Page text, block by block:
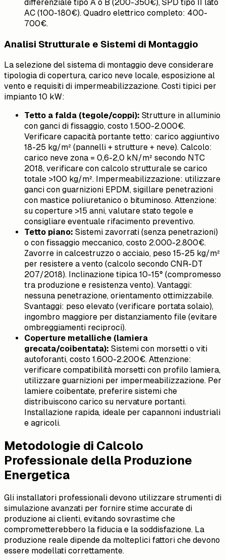
differenziale tipo A o B (200-350€), SPD tipo II lato
AC (100-180€). Quadro elettrico completo: 400-
700€.
Analisi Strutturale e Sistemi di Montaggio
La selezione del sistema di montaggio deve considerare
tipologia di copertura, carico neve locale, esposizione al
vento e requisiti di impermeabilizzazione. Costi tipici per
impianto 10 kW:
Tetto a falda (tegole/coppi): Strutture in alluminio
con ganci di fissaggio, costo 1.500-2.000€.
Verificare capacità portante tetto: carico aggiuntivo
18-25 kg/m² (pannelli + strutture + neve). Calcolo:
carico neve zona = 0,6-2,0 kN/m² secondo NTC
2018, verificare con calcolo strutturale se carico
totale >100 kg/m². Impermeabilizzazione: utilizzare
ganci con guarnizioni EPDM, sigillare penetrazioni
con mastice poliuretanico o bituminoso. Attenzione:
su coperture >15 anni, valutare stato tegole e
consigliare eventuale rifacimento preventivo.
Tetto piano: Sistemi zavorrati (senza penetrazioni)
o con fissaggio meccanico, costo 2.000-2.800€.
Zavorre in calcestruzzo o acciaio, peso 15-25 kg/m²
per resistere a vento (calcolo secondo CNR-DT
207/2018). Inclinazione tipica 10-15° (compromesso
tra produzione e resistenza vento). Vantaggi:
nessuna penetrazione, orientamento ottimizzabile.
Svantaggi: peso elevato (verificare portata solaio),
ingombro maggiore per distanziamento file (evitare
ombreggiamenti reciproci).
Coperture metalliche (lamiera
grecata/coibentata): Sistemi con morsetti o viti
autoforanti, costo 1.600-2.200€. Attenzione:
verificare compatibilità morsetti con profilo lamiera,
utilizzare guarnizioni per impermeabilizzazione. Per
lamiere coibentate, preferire sistemi che
distribuiscono carico su nervature portanti.
Installazione rapida, ideale per capannoni industriali
e agricoli.
Metodologie di Calcolo
Professionale della Produzione
Energetica
Gli installatori professionali devono utilizzare strumenti di
simulazione avanzati per fornire stime accurate di
produzione ai clienti, evitando sovrastime che
comprometterebbero la fiducia e la soddisfazione. La
produzione reale dipende da molteplici fattori che devono
essere modellati correttamente.